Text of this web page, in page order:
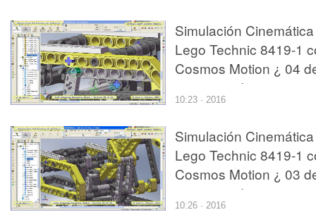
Simulación Cinemática
Lego Technic 8419-1
Cosmos Motion ¿ 04
11 - no audio
10:23 · 2016
Simulación Cinemática
Lego Technic 8419-1
Cosmos Motion ¿ 03
11 - no audio
10:26 · 2016